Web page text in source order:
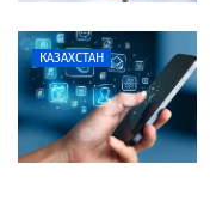
КАЗАХСТАН